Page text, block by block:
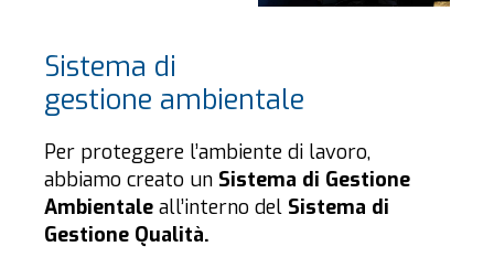
Sistema di
gestione ambientale
Per proteggere l’ambiente di lavoro,
abbiamo creato un Sistema di Gestione
Ambientale all’interno del Sistema di
Gestione Qualità.